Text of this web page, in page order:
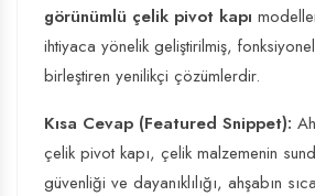
görünümlü çelik pivot kapı
ihtiyaca yönelik geliştirilmiş,
birleştiren yenilikçi çözümlerdir.
Kısa Cevap (Featured Snippet):
çelik pivot kapı, çelik malzemenin
güvenliği ve dayanıklılığı, ahşabın